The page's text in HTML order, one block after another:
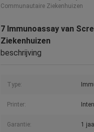
Communautaire Ziekenhuizen
7 Immunoassay van
Ziekenhuizen
beschrijving
Type:
Printer:
Garantie: 1